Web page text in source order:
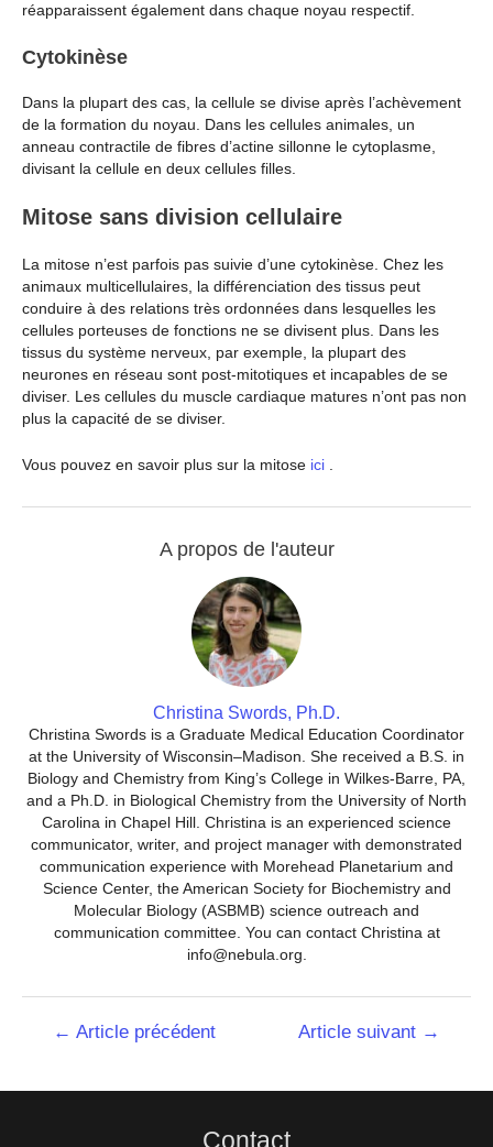
réapparaissent également dans chaque noyau respectif.
Cytokinèse
Dans la plupart des cas, la cellule se divise après l’achèvement
de la formation du noyau. Dans les cellules animales, un
anneau contractile de fibres d’actine sillonne le cytoplasme,
divisant la cellule en deux cellules filles.
Mitose sans division cellulaire
La mitose n’est parfois pas suivie d’une cytokinèse. Chez les
animaux multicellulaires, la différenciation des tissus peut
conduire à des relations très ordonnées dans lesquelles les
cellules porteuses de fonctions ne se divisent plus. Dans les
tissus du système nerveux, par exemple, la plupart des
neurones en réseau sont post-mitotiques et incapables de se
diviser. Les cellules du muscle cardiaque matures n’ont pas non
plus la capacité de se diviser.
Vous pouvez en savoir plus sur la mitose ici .
A propos de l'auteur
Christina Swords, Ph.D.
Christina Swords is a Graduate Medical Education Coordinator
at the University of Wisconsin–Madison. She received a B.S. in
Biology and Chemistry from King’s College in Wilkes-Barre, PA,
and a Ph.D. in Biological Chemistry from the University of North
Carolina in Chapel Hill. Christina is an experienced science
communicator, writer, and project manager with demonstrated
communication experience with Morehead Planetarium and
Science Center, the American Society for Biochemistry and
Molecular Biology (ASBMB) science outreach and
communication committee. You can contact Christina at
info@nebula.org.
Navigation
← Article précédent Article suivant →
Contact